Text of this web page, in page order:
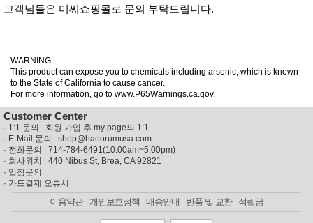
고객님들은 미씨쇼핑몰로 문의 부탁드립니다.
WARNING:
This product can expose you to chemicals including arsenic, which is known
to the State of California to cause cancer.
For more information, go to www.P65Warnings.ca.gov.
Customer Center
· 1:1 문의 회원 가입 후 my page의 1:1
· E-Mail 문의 shop@haeorumusa.com
· 전화문의 714-784-6491(10:00am~5:00pm)
· 회사위치 440 Nibus St, Brea, CA 92821
· 입점문의
· 카드결제 오류시
이용약관 개인보호정책 배송안내 반품 및 교환 적립금